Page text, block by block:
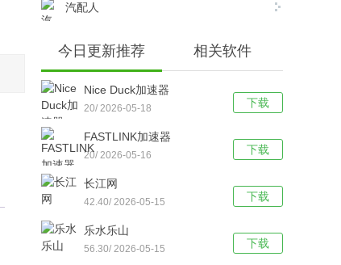
汽配人
今日更新推荐 相关软件
下载
Nice Duck加速器
20/ 2026-05-18
下载
FASTLINK加速器
20/ 2026-05-16
下载
长江网
42.40/ 2026-05-15
下载
乐水乐山
56.30/ 2026-05-15